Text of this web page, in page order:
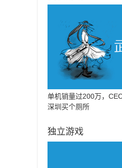
单机销量过200万，
深圳买个厕所
独立游戏